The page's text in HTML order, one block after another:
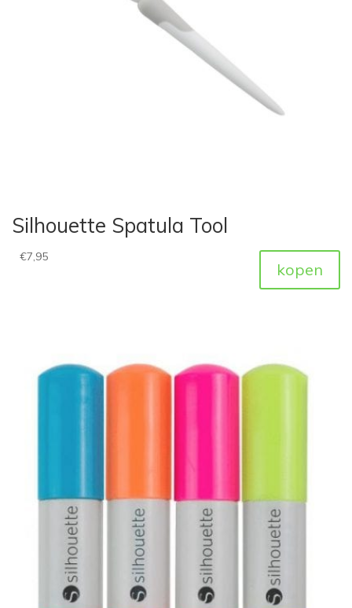
Silhouette Spatula Tool
€7,95
kopen